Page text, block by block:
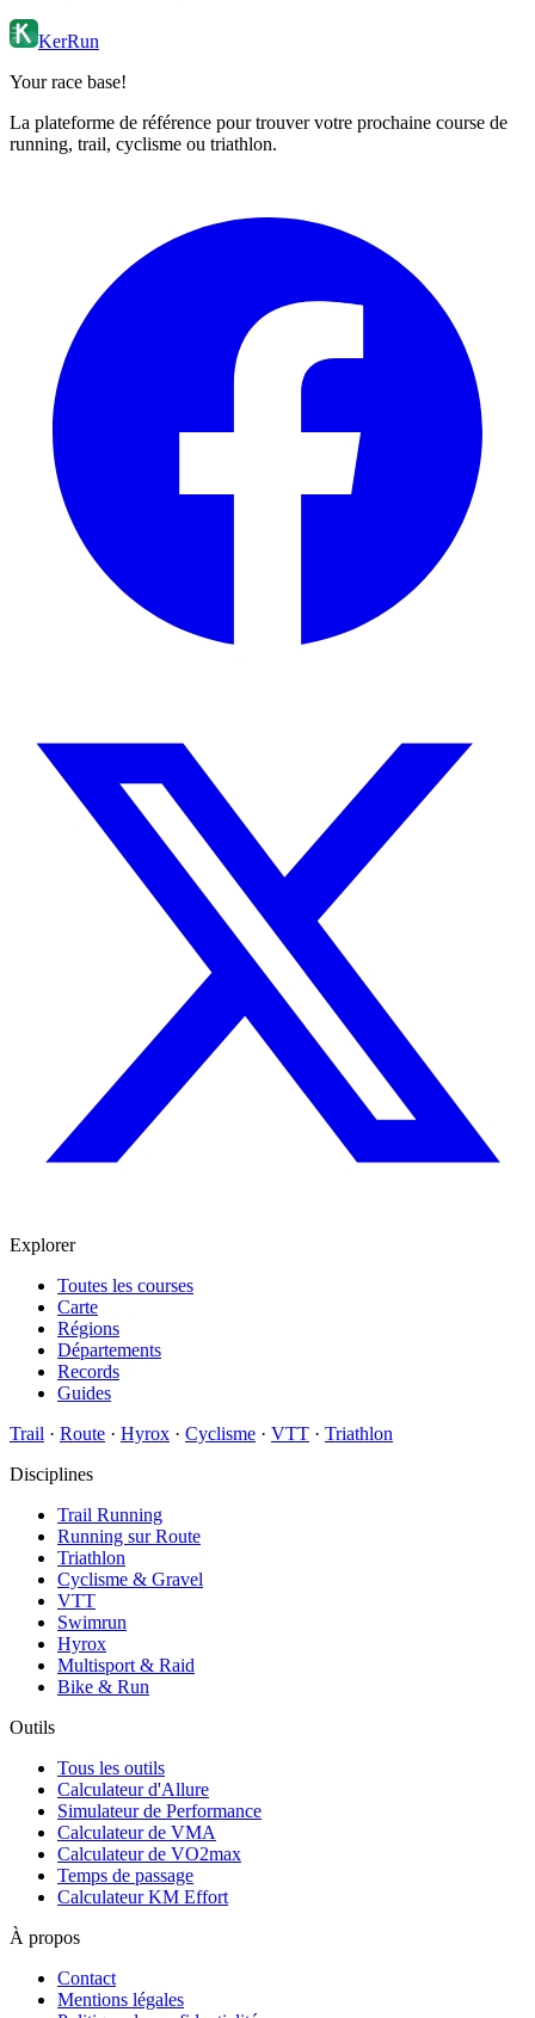
KerRun
Your race base!
La plateforme de référence pour trouver votre prochaine course de
running, trail, cyclisme ou triathlon.
Explorer
Toutes les courses
Carte
Régions
Départements
Records
Guides
Trail · Route · Hyrox · Cyclisme · VTT · Triathlon
Disciplines
Trail Running
Running sur Route
Triathlon
Cyclisme & Gravel
VTT
Swimrun
Hyrox
Multisport & Raid
Bike & Run
Outils
Tous les outils
Calculateur d'Allure
Simulateur de Performance
Calculateur de VMA
Calculateur de VO2max
Temps de passage
Calculateur KM Effort
À propos
Contact
Mentions légales